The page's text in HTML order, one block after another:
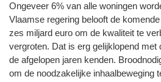
Ongeveer 6% van alle woningen
Vlaamse regering belooft de
zes miljard euro om de kwaliteit te
vergroten. Dat is erg gelijklopend met
de afgelopen jaren kenden.
om de noodzakelijke inhaalbeweging